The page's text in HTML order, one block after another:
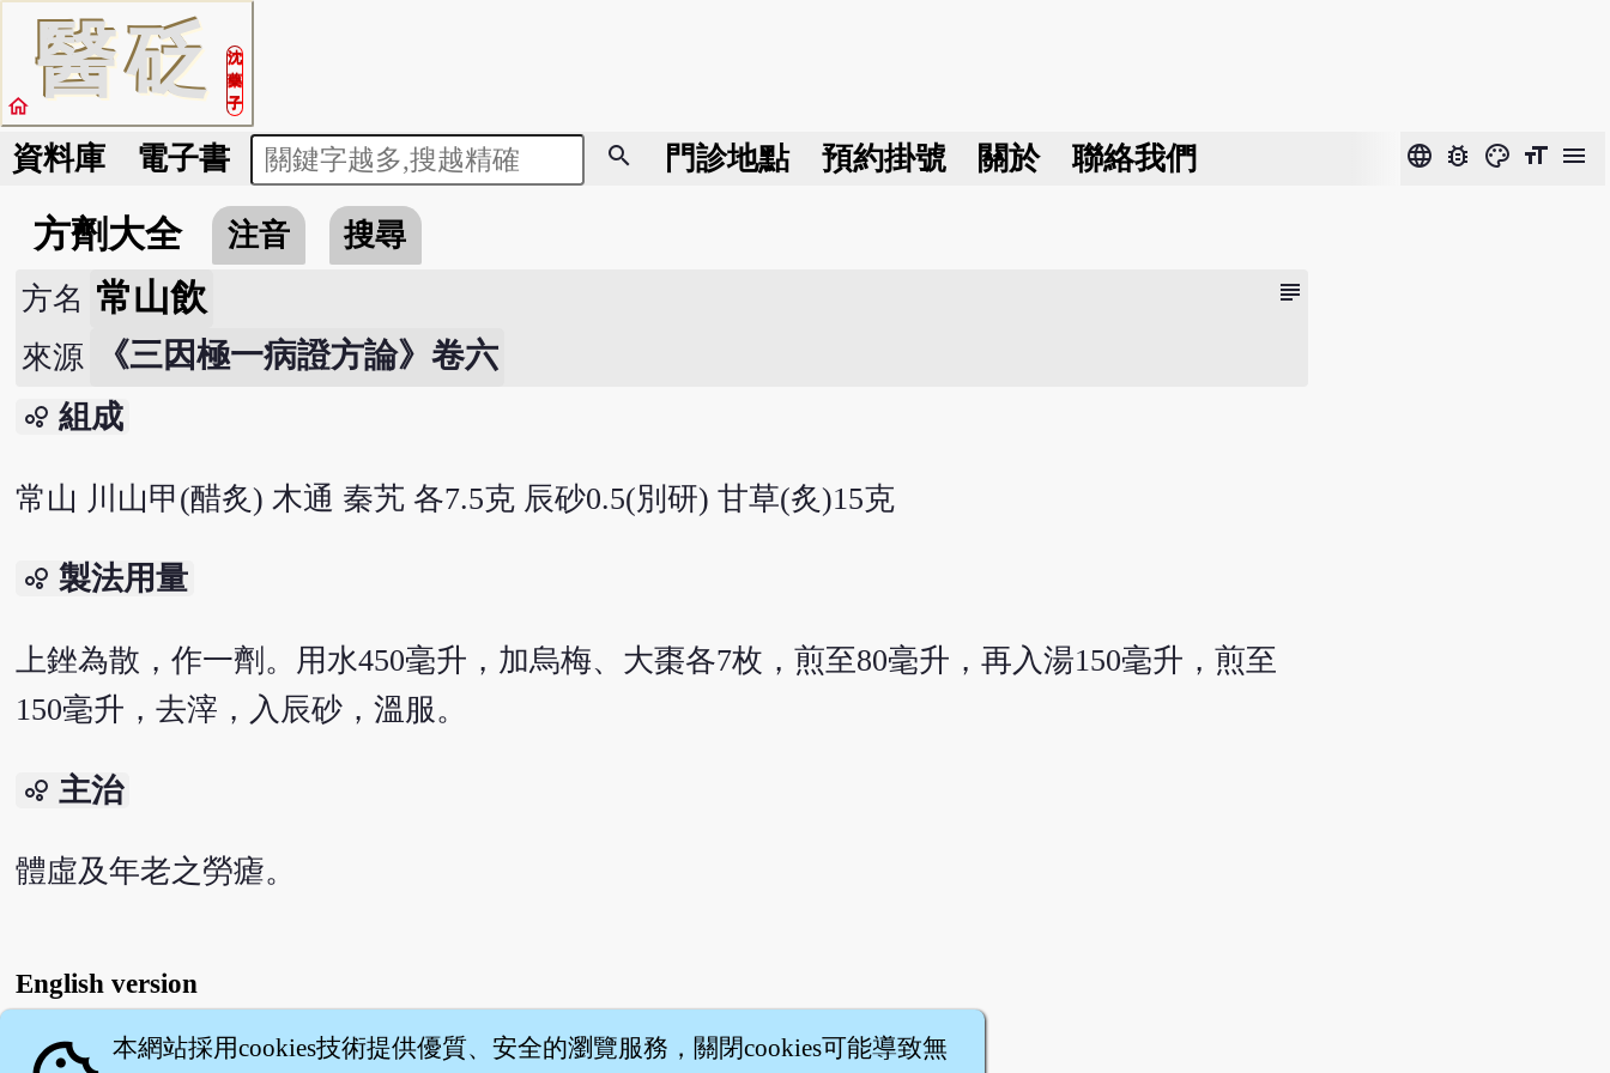
醫砭
沈
藥
子
home
資料庫 電子書 search 門診地點 預約掛號 關於 聯絡我們 language bug_report color_lens format_size menu
方劑大全 注音 搜尋
subject
方名 常山飲
來源 《三因極一病證方論》卷六
bubble_chart 組成
常山 川山甲(醋炙) 木通 秦艽 各7.5克 辰砂0.5(別研) 甘草(炙)15克
bubble_chart 製法用量
上銼為散，作一劑。用水450毫升，加烏梅、大棗各7枚，煎至80毫升，再入湯150毫升，煎至
150毫升，去滓，入辰砂，溫服。
bubble_chart 主治
體虛及年老之勞瘧。
English version
本網站採用cookies技術提供優質、安全的瀏覽服務，關閉cookies可能導致無